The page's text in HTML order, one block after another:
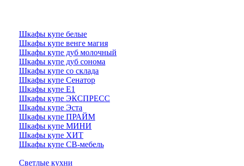
Шкафы купе белые
Шкафы купе венге магия
Шкафы купе дуб молочный
Шкафы купе дуб сонома
Шкафы купе со склада
Шкафы купе Сенатор
Шкафы купе Е1
Шкафы купе ЭКСПРЕСС
Шкафы купе Эста
Шкафы купе ПРАЙМ
Шкафы купе МИНИ
Шкафы купе ХИТ
Шкафы купе СВ-мебель
Светлые кухни